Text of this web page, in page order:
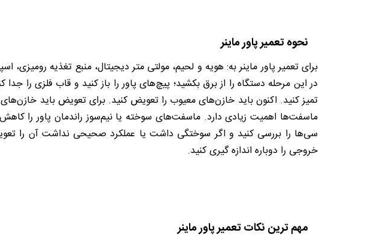
نحوه تعمیر پاور ماینر
برای تعمیر پاور ماینر به: هویه و لحیم، مولتی متر دیجیتال، منبع تغذیه رومیزی،
در این مرحله دستگاه را از برق بکشید؛ پیچ‌های پاور را باز کنید و قاب فلزی را
تمیز کنید. اکنون باید خازن‌های معیوب را تعویض کنید. برای تعویض باید
ماسفت‌ها اهمیت زیادی دارد. ماسفت‌های سوخته یا نیم‌سوز راندمان پاور را
سی‌ها را بررسی کنید و اگر سوختگی داشت یا عملکرد صحیحی نداشت آن را
خروجی را دوباره اندازه گیری کنید.
مهم ترین نکات تعمیر پاور ماینر